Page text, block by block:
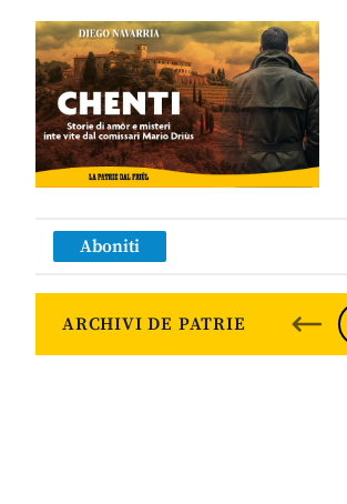
Aboniti
ARCHIVI DE PATRIE